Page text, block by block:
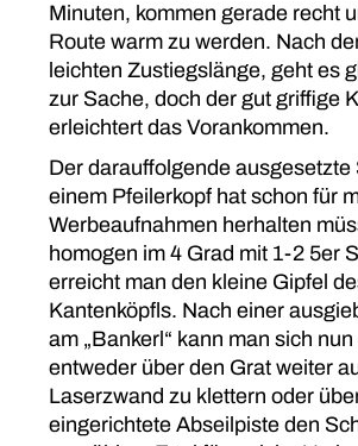
Minuten, kommen gerade recht
Route warm zu werden. Nach
leichten Zustiegslänge, geht es
zur Sache, doch der gut griffige
erleichtert das Vorankommen.
Der darauffolgende ausgesetzte
einem Pfeilerkopf hat schon für
Werbeaufnahmen herhalten
homogen im 4 Grad mit 1-2 5er
erreicht man den kleine Gipfel
Kantenköpfls. Nach einer
am „Bankerl“ kann man sich
entweder über den Grat weiter
Laserzwand zu klettern oder
eingerichtete Abseilpiste den